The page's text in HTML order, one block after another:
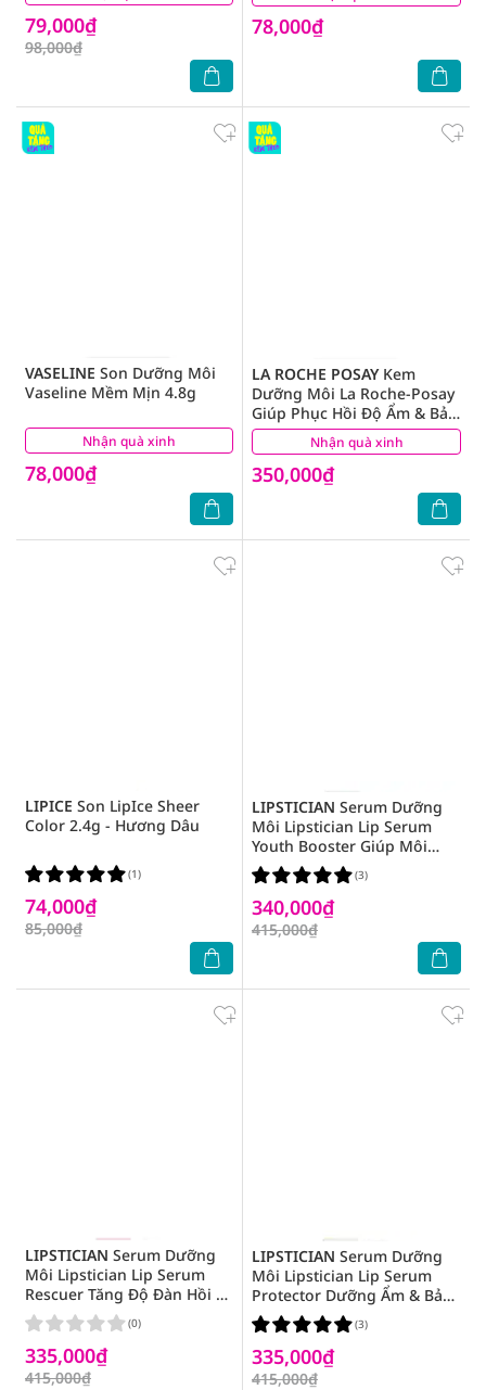
79,000₫
98,000₫
78,000₫
Nhận quà xinh
VASELINE Son Dưỡng Môi
Vaseline Mềm Mịn 4.8g
78,000₫
(2) Nhận quà xinh
LA ROCHE POSAYKem
Dưỡng Môi La Roche-Posay
Giúp Phục Hồi Độ Ẩm & Bảo
Vệ Môi 7.5ml
350,000₫
(8)
LIPICE Son LipIce Sheer
Color 2.4g - Hương Dâu
74,000₫
85,000₫
(1)
LIPSTICIAN Serum Dưỡng
Môi Lipstician Lip Serum
Youth Booster Giúp Môi
Căng Mọng & Giảm Nếp
Nhăn 9g
340,000₫
415,000₫
(3)
LIPSTICIAN Serum Dưỡng
Môi Lipstician Lip Serum
Rescuer Tăng Độ Đàn Hồi &
Mịn Màng 9g
335,000₫
415,000₫
(0)
LIPSTICIAN Serum Dưỡng
Môi Lipstician Lip Serum
Protector Dưỡng Ẩm & Bảo
Vệ Khỏi Tia UV SPF28 9g
335,000₫
415,000₫
(3)